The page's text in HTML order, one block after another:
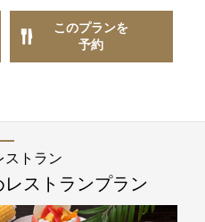
このプランを
予約
ストラン
レストランプラン